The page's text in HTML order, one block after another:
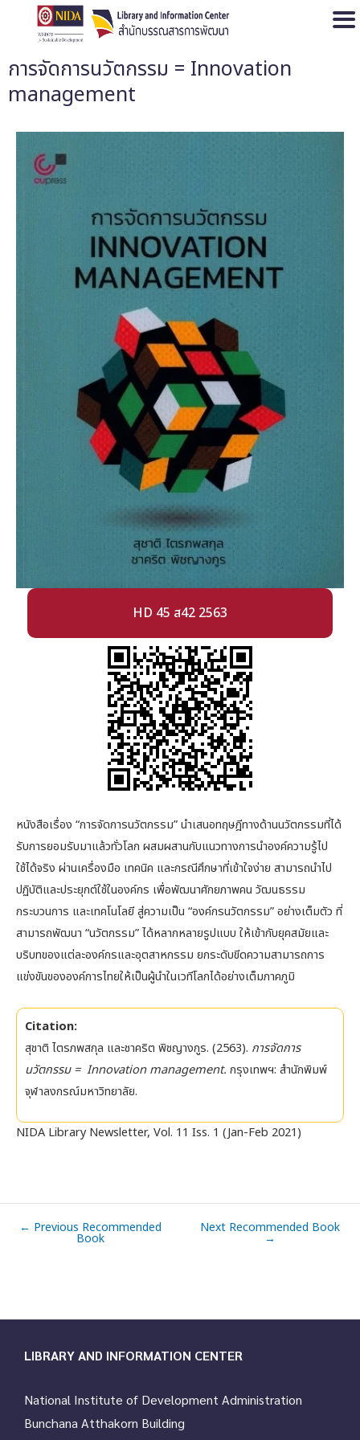
การจัดการนวัตกรรม = Innovation
management
HD 45 ส42 2563
หนังสือเรื่อง “การจัดการนวัตกรรม” นำเสนอทฤษฎีทางด้านนวัตกรรมที่ได้
รับการยอมรับมาแล้วทั่วโลก ผสมผสานกับแนวทางการนำองค์ความรู้ไป
ใช้ได้จริง ผ่านเครื่องมือ เทคนิค และกรณีศึกษาที่เข้าใจง่าย สามารถนำไป
ปฏิบัติและประยุกต์ใช้ในองค์กร เพื่อพัฒนาศักยภาพคน วัฒนธรรม
กระบวนการ และเทคโนโลยี สู่ความเป็น “องค์กรนวัตกรรม” อย่างเต็มตัว ที่
สามารถพัฒนา “นวัตกรรม” ได้หลากหลายรูปแบบ ให้เข้ากับยุคสมัยและ
บริบทของแต่ละองค์กรและอุตสาหกรรม ยกระดับขีดความสามารถการ
แข่งขันขององค์การไทยให้เป็นผู้นำในเวทีโลกได้อย่างเต็มภาคภูมิ
Citation:
สุชาติ ไตรภพสกุล และชาคริต พิชญางกูร. (2563). การจัดการ
นวัตกรรม = Innovation management. กรุงเทพฯ: สำนักพิมพ์
จุฬาลงกรณ์มหาวิทยาลัย.
NIDA Library Newsletter, Vol. 11 Iss. 1 (Jan-Feb 2021)
← Previous Recommended
Book
Next Recommended Book
→
LIBRARY AND INFORMATION CENTER
National Institute of Development Administration
Bunchana Atthakorn Building